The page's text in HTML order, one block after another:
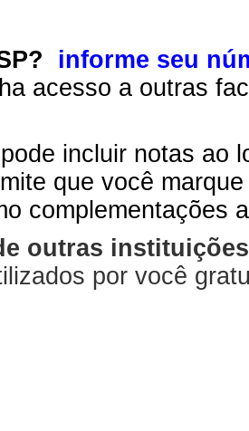
informe seu
acesso a outras
incluir notas ao
que você
complementações
outras
por você